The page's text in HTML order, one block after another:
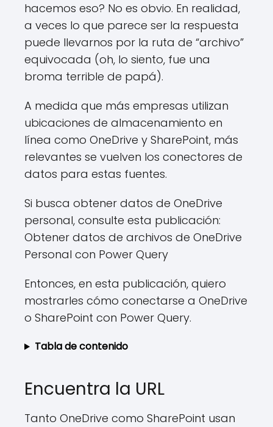
hacemos eso? No es obvio. En realidad,
a veces lo que parece ser la respuesta
puede llevarnos por la ruta de “archivo”
equivocada (oh, lo siento, fue una
broma terrible de papá).
A medida que más empresas utilizan
ubicaciones de almacenamiento en
línea como OneDrive y SharePoint, más
relevantes se vuelven los conectores de
datos para estas fuentes.
Si busca obtener datos de OneDrive
personal, consulte esta publicación:
Obtener datos de archivos de OneDrive
Personal con Power Query
Entonces, en esta publicación, quiero
mostrarles cómo conectarse a OneDrive
o SharePoint con Power Query.
Tabla de contenido
Encuentra la URL
Tanto OneDrive como SharePoint usan